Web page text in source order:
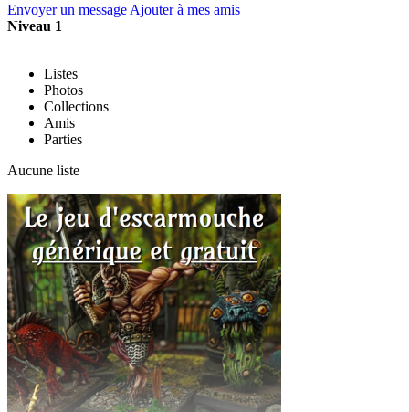
Envoyer un message Ajouter à mes amis
Niveau 1
Listes
Photos
Collections
Amis
Parties
Aucune liste